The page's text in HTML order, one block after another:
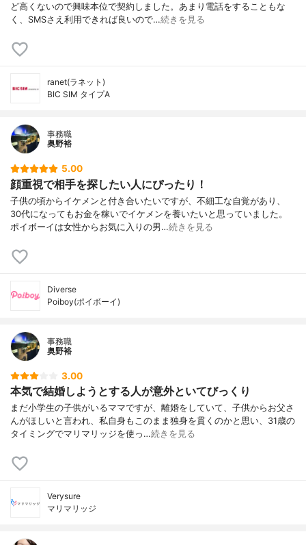
ど高くないので興味本位で契約しました。あまり電話をすることもな
く、SMSさえ利用できれば良いので…続きを見る
ranet(ラネット)
BIC SIM タイプA
事務職
奥野裕
5.00
顔重視で相手を探したい人にぴったり！
子供の頃からイケメンと付き合いたいですが、不細工な自覚があり、
30代になってもお金を稼いでイケメンを養いたいと思っていました。
ポイボーイは女性からお気に入りの男…続きを見る
Diverse
Poiboy(ポイボーイ)
事務職
奥野裕
3.00
本気で結婚しようとする人が意外といてびっくり
まだ小学生の子供がいるママですが、離婚をしていて、子供からお父さ
んがほしいと言われ、私自身もこのまま独身を貫くのかと思い、31歳の
タイミングでマリマリッジを使っ…続きを見る
Verysure
マリマリッジ